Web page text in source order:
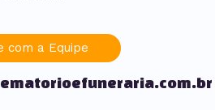
com a Equipe